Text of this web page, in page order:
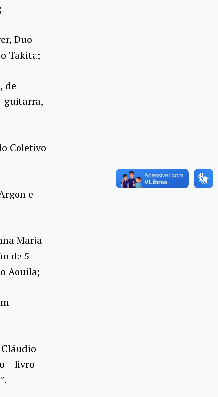
Duo
Takita;
de
guitarra,
Coletivo
e
Maria
de 5
Aouila;
Cláudio
– livro